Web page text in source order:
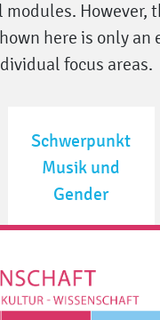
However,
here is only an
focus areas.
Schwerpunkt
Musik und
Gender